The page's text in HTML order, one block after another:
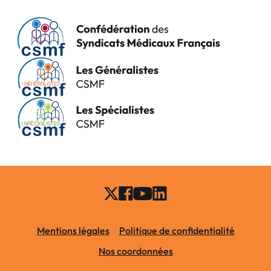
Mentions légales
Politique de confidentialité
Nos coordonnées